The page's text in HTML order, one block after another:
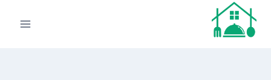
التجاوز
المحتوى